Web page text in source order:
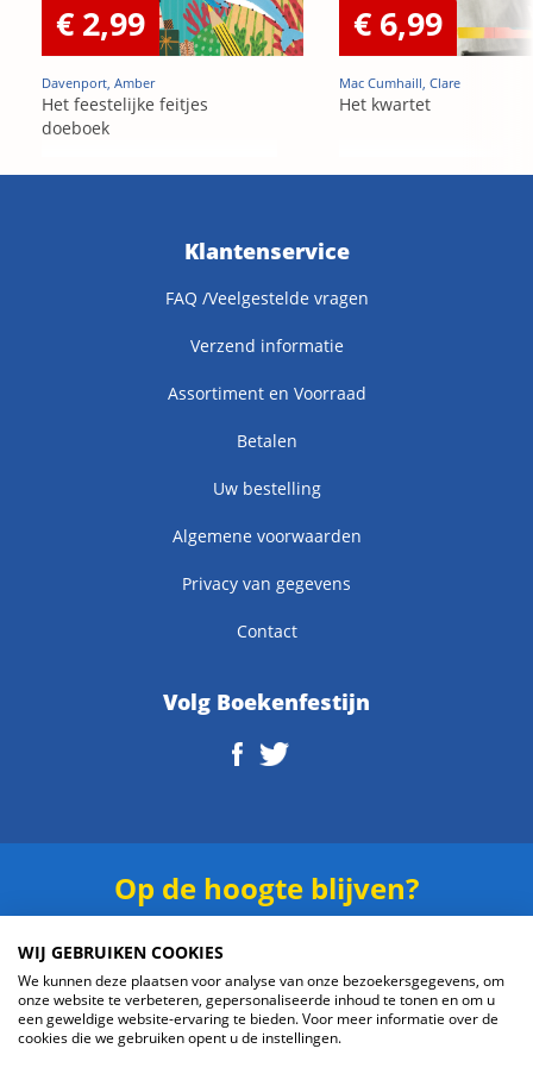
€ 2,99
Davenport, Amber
Het feestelijke feitjes
doeboek
€ 6,99
Mac Cumhaill, Clare
Het kwartet
Klantenservice
FAQ /Veelgestelde vragen
Verzend informatie
Assortiment en Voorraad
Betalen
Uw bestelling
Algemene voorwaarden
Privacy van gegevens
Contact
Volg Boekenfestijn
Op de hoogte blijven?
WIJ GEBRUIKEN COOKIES
We kunnen deze plaatsen voor analyse van onze bezoekersgegevens, om
onze website te verbeteren, gepersonaliseerde inhoud te tonen en om u
een geweldige website-ervaring te bieden. Voor meer informatie over de
cookies die we gebruiken opent u de instellingen.